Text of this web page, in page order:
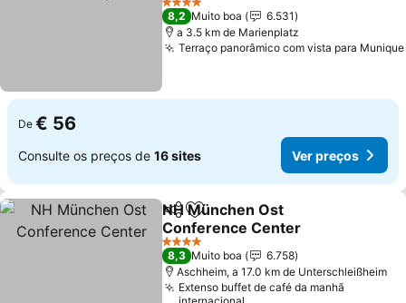
4 Estrelas
8,2 Muito boa
6.531
a 3.5 km de Marienplatz
Terraço panorâmico com vista para Munique
De € 56
Consulte os preços de 16 sites Ver preços
PartilharAdicionar aos favoritos
NH München Ost
Conference Center
4 Estrelas
8,3 Muito boa
6.758
Aschheim, a 17.0 km de Unterschleißheim
Extenso buffet de café da manhã